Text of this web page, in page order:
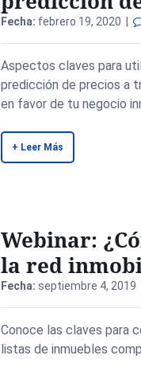
Fecha: febrero 19, 2020 |
Aspectos claves para
predicción de precios a
en favor de tu negocio
+ Leer Más
Webinar:
la red
Fecha: septiembre 4,
Conoce las claves para
listas de inmuebles